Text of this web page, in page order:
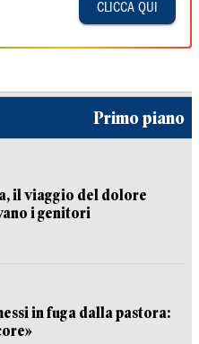
CLICCA QUI
Primo piano
il viaggio del dolore
i genitori
in fuga dalla pastora: